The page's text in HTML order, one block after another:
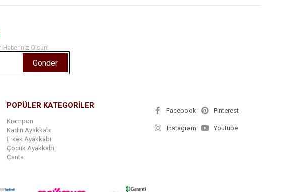
Haberiniz Olsun!
Gönder
POPÜLER KATEGORİLER
Krampon
Kadın Ayakkabı
Erkek Ayakkabı
Çocuk Ayakkabı
Çanta
Facebook Pinterest
Instagram Youtube